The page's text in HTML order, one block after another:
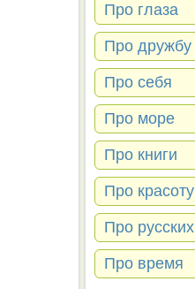
Про глаза
Про дружбу
Про себя
Про море
Про книги
Про красоту
Про русских
Про время